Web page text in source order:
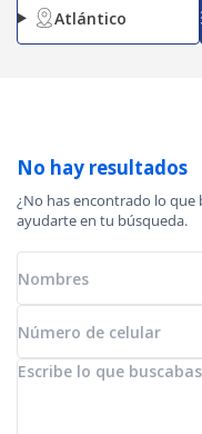
Atlántico
No hay resultados
¿No has encontrado lo que
ayudarte en tu búsqueda.